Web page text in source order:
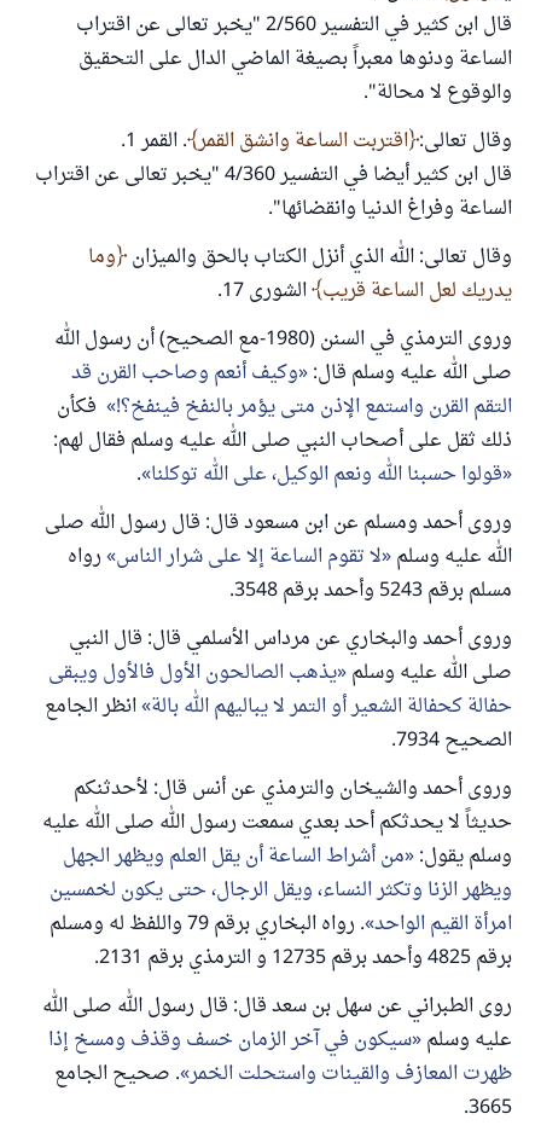
قال ابن كثير في التفسير 2/560 "يخبر تعالى عن اقتراب
الساعة ودنوها معبراً بصيغة الماضي الدال على التحقيق
والوقوع لا محالة".
وقال تعالى: اقتربت الساعة وانشق القمر . القمر 1.
قال ابن كثير أيضا في التفسير 4/360 "يخبر تعالى عن اقتراب
الساعة وفراغ الدنيا وانقضائها".
وقال تعالى: الله الذي أنزل الكتاب بالحق والميزان وما
يدريك لعل الساعة قريب الشورى 17.
وروى الترمذي في السنن (1980-مع الصحيح) أن رسول الله
صلى الله عليه وسلم قال: وكيف أنعم وصاحب القرن قد
التقم القرن واستمع الإذن متى يؤمر بالنفخ فينفخ؟! فكأن
ذلك ثقل على أصحاب النبي صلى الله عليه وسلم فقال لهم:
قولوا حسبنا الله ونعم الوكيل، على الله توكلنا .
وروى أحمد ومسلم عن ابن مسعود قال: قال رسول الله صلى
الله عليه وسلم لا تقوم الساعة إلا على شرار الناس رواه
مسلم برقم 5243 وأحمد برقم 3548.
وروى أحمد والبخاري عن مرداس الأسلمي قال: قال النبي
صلى الله عليه وسلم يذهب الصالحون الأول فالأول ويبقى
حفالة كحفالة الشعير أو التمر لا يباليهم الله بالة انظر الجامع
الصحيح 7934.
وروى أحمد والشيخان والترمذي عن أنس قال: لأحدثنكم
حديثاً لا يحدثكم أحد بعدي سمعت رسول الله صلى الله عليه
وسلم يقول: من أشراط الساعة أن يقل العلم ويظهر الجهل
ويظهر الزنا وتكثر النساء، ويقل الرجال، حتى يكون لخمسين
امرأة القيم الواحد
. رواه البخاري برقم 79 واللفظ له ومسلم
برقم 4825 وأحمد برقم 12735 و الترمذي برقم 2131.
روى الطبراني عن سهل بن سعد قال: قال رسول الله صلى الله
عليه وسلم سيكون في آخر الزمان خسف وقذف ومسخ إذا
ظهرت المعازف والقينات واستحلت الخمر . صحيح الجامع
3665.